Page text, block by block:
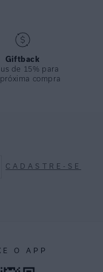
Giftback
de 15% para
compra
CADASTRE-SE
O APP